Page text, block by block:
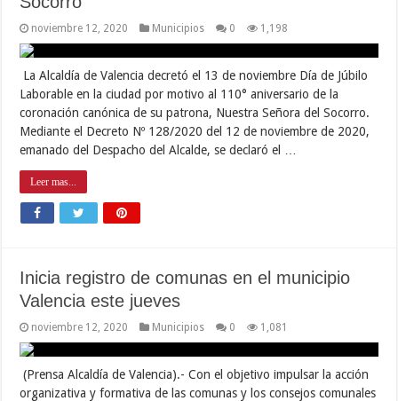
noviembre 12, 2020 Municipios 0 1,198
La Alcaldía de Valencia decretó el 13 de noviembre Día de Júbilo
Laborable en la ciudad por motivo al 110° aniversario de la
coronación canónica de su patrona, Nuestra Señora del Socorro.
Mediante el Decreto Nº 128/2020 del 12 de noviembre de 2020,
emanado del Despacho del Alcalde, se declaró el …
Leer mas...
Inicia registro de comunas en el municipio
Valencia este jueves
noviembre 12, 2020 Municipios 0 1,081
(Prensa Alcaldía de Valencia).- Con el objetivo impulsar la acción
organizativa y formativa de las comunas y los consejos comunales